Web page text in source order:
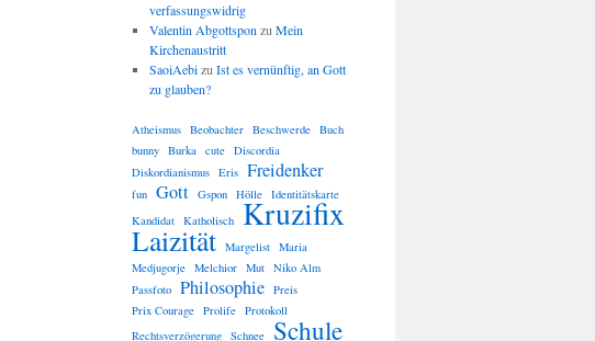
verfassungswidrig
Valentin Abgottspon zu Mein
Kirchenaustritt
SaoiAebizu Ist es vernünftig, an Gott
zu glauben?
Atheismus Beobachter Beschwerde Buch
bunny Burka cute Discordia
Diskordianismus Eris Freidenker
fun Gott Gspon Hölle Identitätskarte
Kandidat Katholisch Kruzifix
Laizität Margelist Maria
Medjugorje Melchior Mut Niko Alm
Passfoto Philosophie Preis
Prix Courage Prolife Protokoll
Rechtsverzögerung Schnee Schule